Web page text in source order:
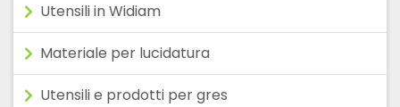
Utensili in Widiam
Materiale per lucidatura
Utensili e prodotti per gres